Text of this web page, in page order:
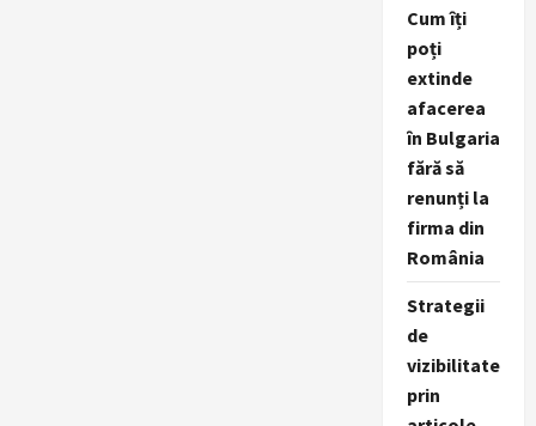
Cum îți
poți
extinde
afacerea
în Bulgaria
fără să
renunți la
firma din
România
Strategii
de
vizibilitate
prin